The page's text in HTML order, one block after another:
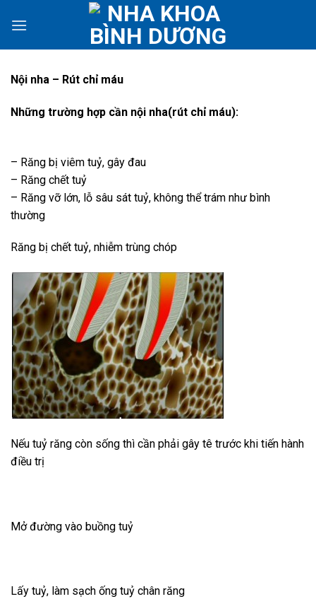
Nội nha – Rút chỉ máu
Những trường hợp cần nội nha(rút chỉ máu):
– Răng bị viêm tuỷ, gây đau
– Răng chết tuỷ
– Răng vỡ lớn, lỗ sâu sát tuỷ, không thể trám như bình
thường
Răng bị chết tuỷ, nhiễm trùng chóp
Nếu tuỷ răng còn sống thì cần phải gây tê trước khi tiến hành
điều trị
Mở đường vào buồng tuỷ
Lấy tuỷ, làm sạch ống tuỷ chân răng